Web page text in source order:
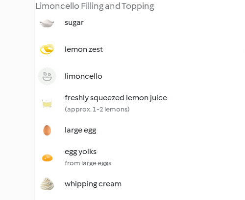
Limoncello Filling and Topping
sugar
lemon zest
limoncello
freshly squeezed lemon juice
(approx. 1-2 lemons)
large egg
egg yolks
from large eggs
whipping cream